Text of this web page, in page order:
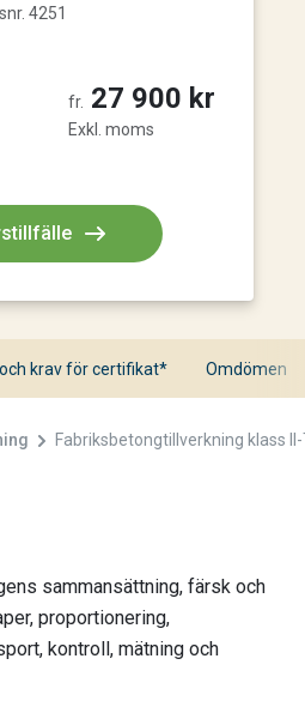
4251
fr. 27 900 kr
Exkl. moms
krav för certifikat* Omdömen
Fabriksbetongtillverkning klass
sammansättning, färsk och
proportionering,
kontroll, mätning och